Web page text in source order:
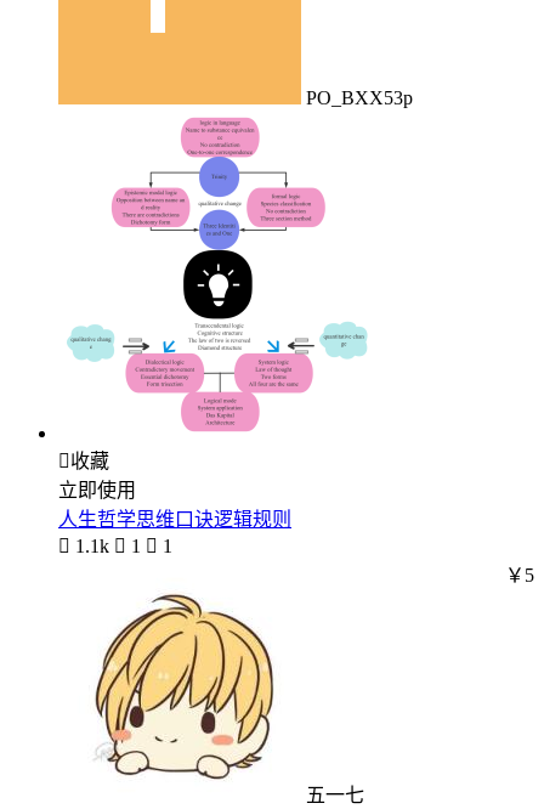
PO_BXX53p
收藏
立即使用
人生哲学思维口诀逻辑规则
 1.1k  1  1
五一七
￥5